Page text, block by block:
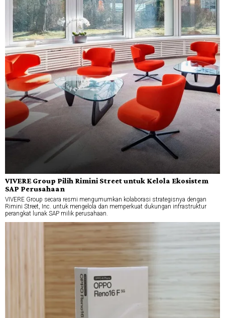
VIVERE Group Pilih Rimini Street untuk Kelola Ekosistem
SAP Perusahaan
VIVERE Group secara resmi mengumumkan kolaborasi strategisnya dengan
Rimini Street, Inc. untuk mengelola dan memperkuat dukungan infrastruktur
perangkat lunak SAP milik perusahaan.